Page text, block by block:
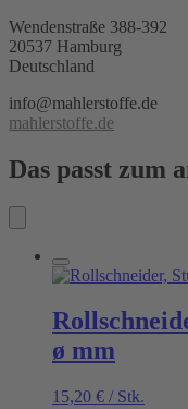
Wendenstraße 388-392
20537 Hamburg
Deutschland
info@mahlerstoffe.de
mahlerstoffe.de
Das passt zum
ø mm
15,20 € / Stk.